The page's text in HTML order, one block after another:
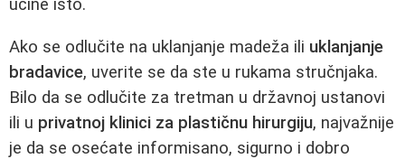
učine isto.
Ako se odlučite na uklanjanje madeža ili uklanjanje
bradavice, uverite se da ste u rukama stručnjaka.
Bilo da se odlučite za tretman u državnoj ustanovi
ili u privatnoj klinici za plastičnu hirurgiju, najvažnije
je da se osećate informisano, sigurno i dobro